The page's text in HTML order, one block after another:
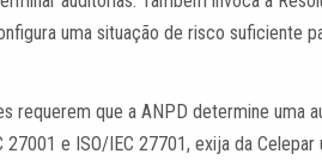
uma situação de risco suficiente
requerem que a ANPD determine uma
27001 e ISO/IEC 27701, exija da